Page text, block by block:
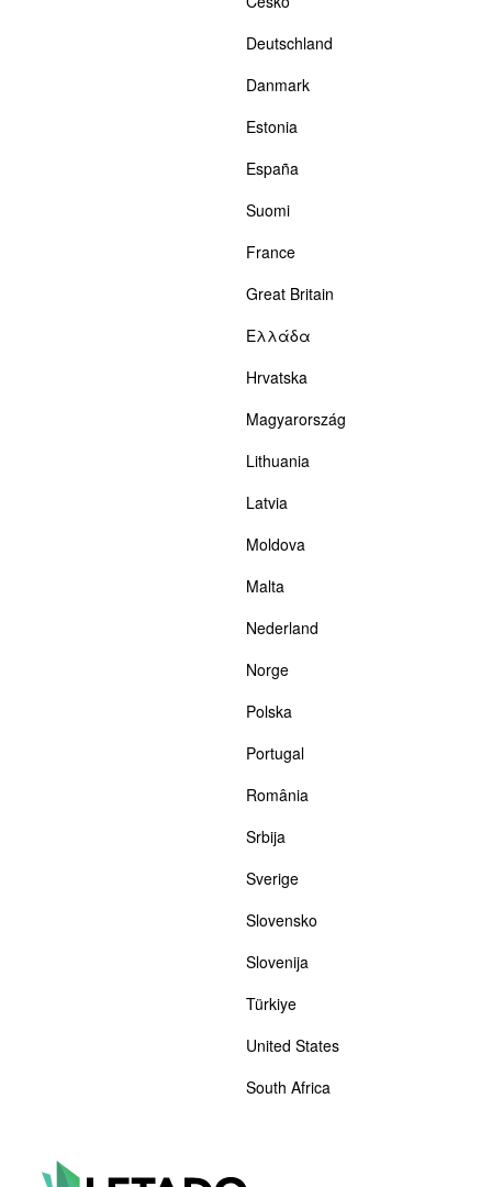
Deutschland
Danmark
Estonia
España
Suomi
France
Great Britain
Ελλάδα
Hrvatska
Magyarország
Lithuania
Latvia
Moldova
Malta
Nederland
Norge
Polska
Portugal
România
Srbija
Sverige
Slovensko
Slovenija
Türkiye
United States
South Africa